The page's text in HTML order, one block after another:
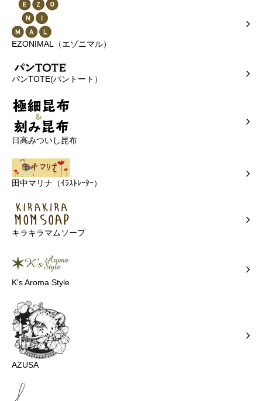
EZONIMAL（エゾニマル）
パンTOTE(パントート）
日高みついし昆布
田中マリナ（ｲﾗｽﾄﾚｰﾀｰ）
キラキラマムソープ
K's Aroma Style
AZUSA